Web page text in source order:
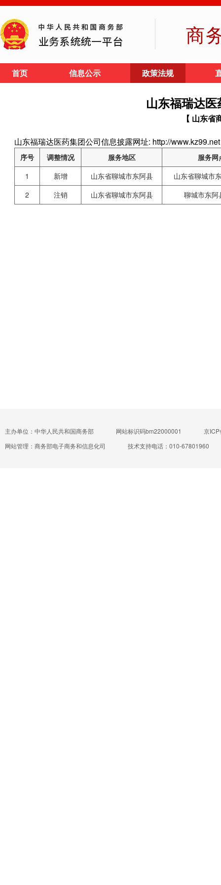
商
首页 信息公示 政策法规
山东福瑞达
【 山东省
山东福瑞达医药集团公司信息披露网址: http://www.kz99.net
序号 调整情况 服务地区
服务网
1
新增 山东省聊城市东阿县
山东省聊城市
2
注销 山东省聊城市东阿县 聊城市东
主办单位：中华人民共和国商务部 网站标识码bm22000001
京
网站管理：商务部电子商务和信息化司
技术支持电话：010-67801960